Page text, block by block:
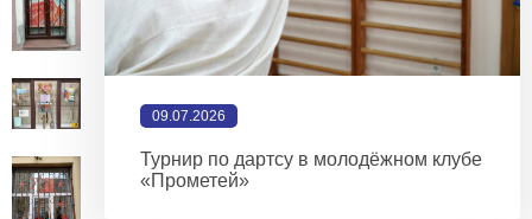
09.07.2026
Турнир по дартсу в молодёжном клубе
«Прометей»